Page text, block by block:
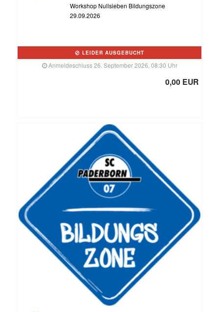
Workshop Nullsieben Bildungszone
29.09.2026
LEIDER AUSGEBUCHT
Anmeldeschluss 26. September 2026, 08:30 Uhr
0,00 EUR